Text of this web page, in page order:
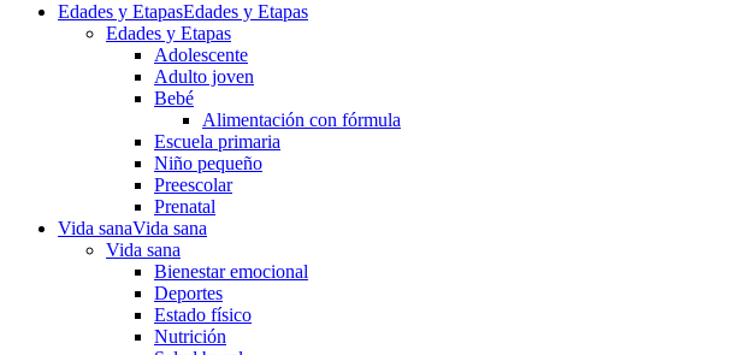
Edades y EtapasEdades y Etapas
Edades y Etapas
Adolescente
Adulto joven
Bebé
Alimentación con fórmula
Escuela primaria
Niño pequeño
Preescolar
Prenatal
Vida sanaVida sana
Vida sana
Bienestar emocional
Deportes
Estado físico
Nutrición